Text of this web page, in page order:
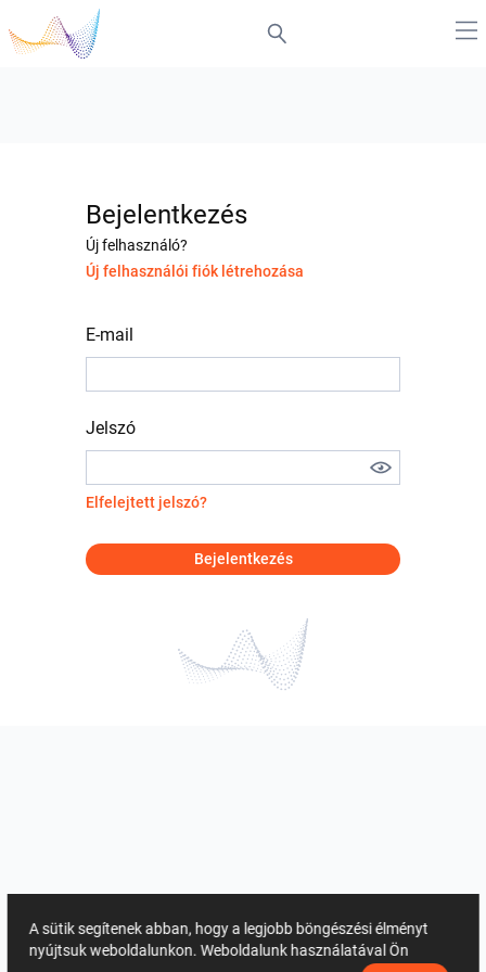
Bejelentkezés
Új felhasználó?
Új felhasználói fiók létrehozása
E-mail
Jelszó
Elfelejtett jelszó?
Bejelentkezés
A sütik segítenek abban, hogy a legjobb böngészési élményt
nyújtsuk weboldalunkon. Weboldalunk használatával Ön